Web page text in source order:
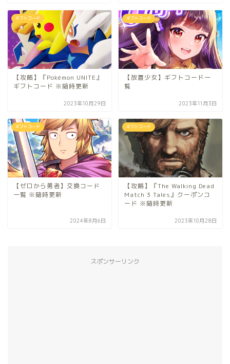
ギフトコード
【攻略】『Pokémon UNITE』
ギフトコード ※随時更新
2023年10月29日
ギフトコード
【放置少女】ギフトコード一
覧
2023年11月3日
ギフトコード
【ゼロから勇者】交換コード
一覧 ※随時更新
2024年8月6日
ギフトコード
【攻略】『The Walking Dead
Match 3 Tales』クーポンコ
ード ※随時更新
2023年10月28日
スポンサーリンク